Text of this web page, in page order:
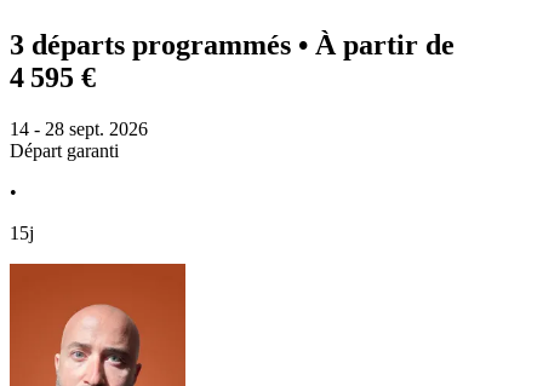
3 départs programmés • À partir de
4 595 €
14 - 28 sept. 2026
Départ garanti
•
15j